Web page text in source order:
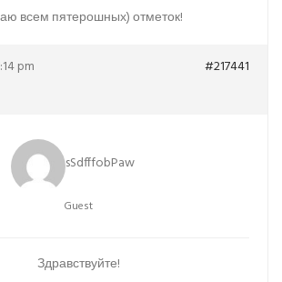
всем пятерошных) отметок!
pm #217441
sSdfffobPaw
Guest
Здравствуйте!